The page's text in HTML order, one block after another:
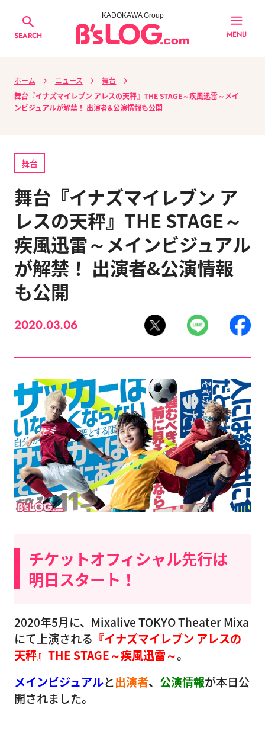
SEARCH
KADOKAWA Group
MENU
ホーム ニュース
舞台
舞台『イナズマイレブン アレスの天秤』THE STAGE～疾風迅雷～メイ
ンビジュアルが解禁！ 出演者&公演情報も公開
舞台
舞台『イナズマイレブン ア
レスの天秤』THE STAGE～
疾風迅雷～メインビジュアル
が解禁！ 出演者&公演情報
も公開
2020.03.06
チケットオフィシャル先行は
明日スタート！
2020年5月に、Mixalive TOKYO Theater Mixa
にて上演される 『イナズマイレブン アレスの
天秤』THE STAGE～疾風迅雷～。
メインビジュアルと出演者、 公演情報が本日公
開されました。